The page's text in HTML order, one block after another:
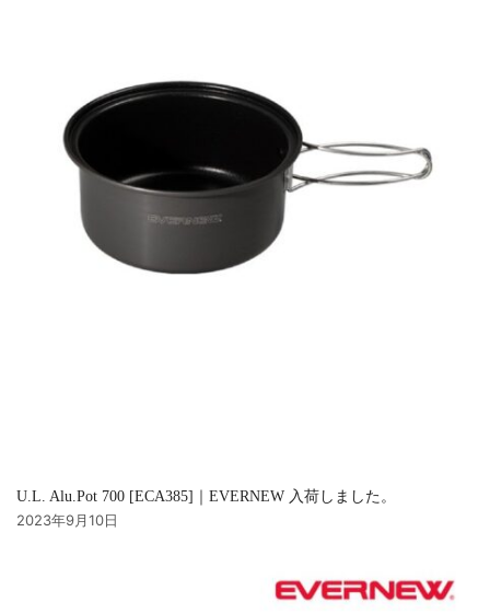
U.L. Alu.Pot 700 [ECA385]｜EVERNEW 入荷しました。
2023年9月10日